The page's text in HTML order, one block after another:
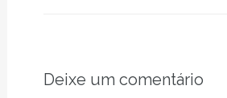
Deixe um comentário